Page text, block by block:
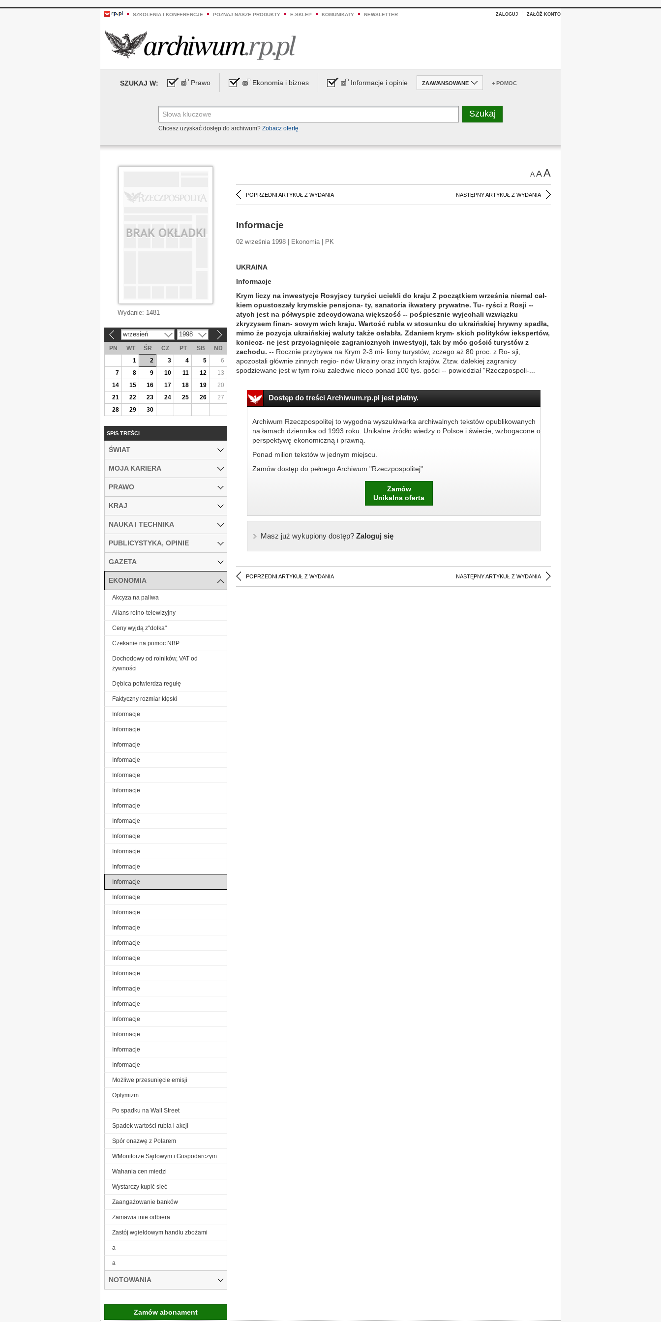
SZKOLENIA I KONFERENCJE POZNAJ NASZE PRODUKTY E-SKLEP KOMUNIKATY NEWSLETTER ZALOGUJ ZAŁÓŻ KONTO
SZUKAJ W: Prawo Ekonomia i biznes Informacje i opinie ZAAWANSOWANE + POMOC
Chcesz uzyskać dostęp do archiwum? Zobacz ofertę
AAA
POPRZEDNI ARTYKUŁ Z WYDANIA NASTĘPNY ARTYKUŁ Z WYDANIA
Informacje
02 września 1998 | Ekonomia | PK
UKRAINA
Informacje
Krym liczy na inwestycje Rosyjscy turyści uciekli do kraju Z początkiem września niemal cał-
kiem opustoszały krymskie pensjona- ty, sanatoria ikwatery prywatne. Tu- ryści z Rosji --
atych jest na półwyspie zdecydowana większość -- pośpiesznie wyjechali wzwiązku
zkryzysem finan- sowym wich kraju. Wartość rubla w stosunku do ukraińskiej hrywny spadła,
mimo że pozycja ukraińskiej waluty także osłabła. Zdaniem krym- skich polityków iekspertów,
koniecz- ne jest przyciągnięcie zagranicznych inwestycji, tak by móc gościć turystów z
zachodu. -- Rocznie przybywa na Krym 2-3 mi- liony turystów, zczego aż 80 proc. z Ro- sji,
apozostali głównie zinnych regio- nów Ukrainy oraz innych krajów. Ztzw. dalekiej zagranicy
spodziewane jest w tym roku zaledwie nieco ponad 100 tys. gości -- powiedział "Rzeczpospoli-...
Dostęp do treści Archiwum.rp.pl jest płatny.
Archiwum Rzeczpospolitej to wygodna wyszukiwarka archiwalnych tekstów opublikowanych
na łamach dziennika od 1993 roku. Unikalne źródło wiedzy o Polsce i świecie, wzbogacone o
perspektywę ekonomiczną i prawną.
Ponad milion tekstów w jednym miejscu.
Zamów dostęp do pełnego Archiwum "Rzeczpospolitej"
Zamów
Unikalna oferta
Masz już wykupiony dostęp?Zaloguj się
POPRZEDNI ARTYKUŁ Z WYDANIA NASTĘPNY ARTYKUŁ Z WYDANIA
Wydanie: 1481
wrzesień 1998
PN WT ŚR CZ PT SB
ND
1
2 3 4 5
6
7
8 9 10 11 12
13
14
15 16 17 18 19
20
21
22 23 24 25 26
27
28
29 30
SPIS TREŚCI
ŚWIAT
MOJA KARIERA
PRAWO
KRAJ
NAUKA I TECHNIKA
PUBLICYSTYKA, OPINIE
GAZETA
EKONOMIA
Akcyza na paliwa
Alians rolno-telewizyjny
Ceny wyjdą z"dołka"
Czekanie na pomoc NBP
Dochodowy od rolników, VAT od
żywności
Dębica potwierdza regułę
Faktyczny rozmiar klęski
Informacje
Informacje
Informacje
Informacje
Informacje
Informacje
Informacje
Informacje
Informacje
Informacje
Informacje
Informacje
Informacje
Informacje
Informacje
Informacje
Informacje
Informacje
Informacje
Informacje
Informacje
Informacje
Informacje
Informacje
Możliwe przesunięcie emisji
Optymizm
Po spadku na Wall Street
Spadek wartości rubla i akcji
Spór onazwę z Polarem
WMonitorze Sądowym i Gospodarczym
Wahania cen miedzi
Wystarczy kupić sieć
Zaangażowanie banków
Zamawia inie odbiera
Zastój wgiełdowym handlu zbożami
a
a
NOTOWANIA
Zamów abonament